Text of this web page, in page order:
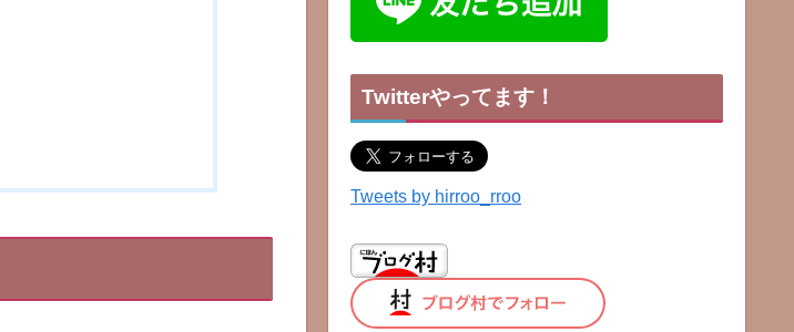
Twitterやってます！
Tweets by hirroo_rroo